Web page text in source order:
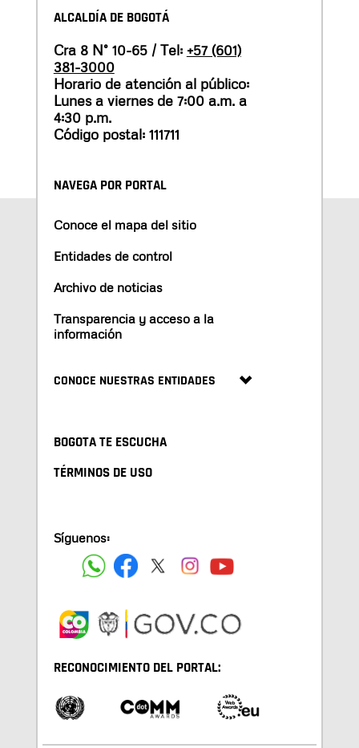
ALCALDÍA DE BOGOTÁ
Cra 8 N° 10-65 / Tel: +57 (601)
381-3000
Horario de atención al público:
Lunes a viernes de 7:00 a.m. a
4:30 p.m.
Código postal: 111711
NAVEGA POR PORTAL
Conoce el mapa del sitio
Entidades de control
Archivo de noticias
Transparencia y acceso a la
información
CONOCE NUESTRAS ENTIDADES
BOGOTA TE ESCUCHA
TÉRMINOS DE USO
Síguenos:
RECONOCIMIENTO DEL PORTAL: